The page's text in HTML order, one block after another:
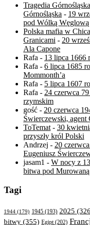
Tragedia
Górnośląska - 19
pod Wólką Węglową
Polska mafia w
Granicami - 20
Ala Capone
Rafa - 13 lipca 1666
Rafa - 6 lipca 1685
Mommonth’a
Rafa - 5 lipca 1607
Rafa - 24 czerwca
rzymskim
gość - 20 czerwca
Świerczewski, agent
ToTemat - 30
przyszły król Polski
Andrzej - 20
Eugeniusz
jasam1 - W nocy z
bitwa pod
Tagi
1944 (179) 1945 (193) 2025
bitwy (355) Egipt(202)